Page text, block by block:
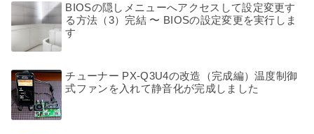
BIOSの隠しメニューへアクセスして設定変更す
る方法（3）完結 〜 BIOSの設定変更を実行しま
す
チューナー PX-Q3U4の改造（完成編）温度制御
式ファンを入れて静音化が完成しました